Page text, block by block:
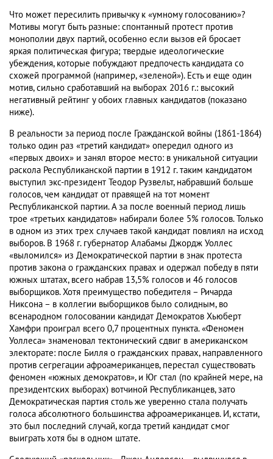
Что может пересилить привычку к «умному голосованию»?
Мотивы могут быть разные: спонтанный протест против
монополии двух партий, особенно если вызов ей бросает
яркая политическая фигура; твердые идеологические
убеждения, которые побуждают предпочесть кандидата со
схожей программой (например, «зеленой»). Есть и еще один
мотив, сильно сработавший на выборах 2016 г.: высокий
негативный рейтинг у обоих главных кандидатов (показано
ниже).
В реальности за период после Гражданской войны (1861-1864)
только один раз «третий кандидат» опередил одного из
«первых двоих» и занял второе место: в уникальной ситуации
раскола Республиканской партии в 1912 г. таким кандидатом
выступил экс-президент Теодор Рузвельт, набравший больше
голосов, чем кандидат от правящей на тот момент
Республиканской партии. А за после военный период лишь
трое «третьих кандидатов» набирали более 5% голосов. Только
в одном из этих трех случаев такой кандидат повлиял на исход
выборов. В 1968 г. губернатор Алабамы Джордж Уоллес
«выломился» из Демократической партии в знак протеста
против закона о гражданских правах и одержал победу в пяти
южных штатах, всего набрав 13,5% голосов и 46 голосов
выборщиков. Хотя преимущество победителя – Ричарда
Никсона – в коллегии выборщиков было солидным, во
всенародном голосовании кандидат Демократов Хьюберт
Хамфри проиграл всего 0,7 процентных пункта. «Феномен
Уоллеса» знаменовал тектонический сдвиг в американском
электорате: после Билля о гражданских правах, направленного
против сегрегации афроамериканцев, перестал существовать
феномен «южных демократов», и Юг стал (по крайней мере, на
президентских выборах) вотчиной Республиканцев, зато
Демократическая партия столь же уверенно стала получать
голоса абсолютного большинства афроамериканцев. И, кстати,
это был последний случай, когда третий кандидат смог
выиграть хотя бы в одном штате.